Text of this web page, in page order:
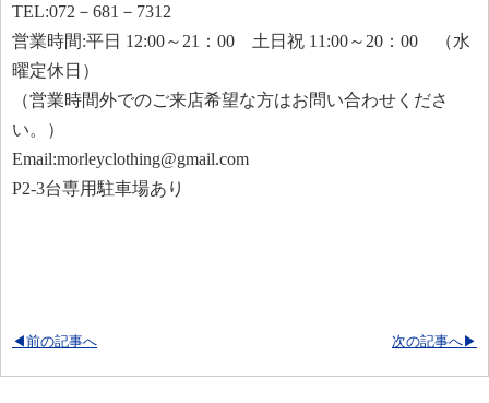
TEL:072－681－7312
営業時間:平日 12:00～21：00 土日祝 11:00～20：00 （水
曜定休日）
（営業時間外でのご来店希望な方はお問い合わせくださ
い。）
Email:morleyclothing@gmail.com
P2-3台専用駐車場あり
次の記事へ▶
◀前の記事へ